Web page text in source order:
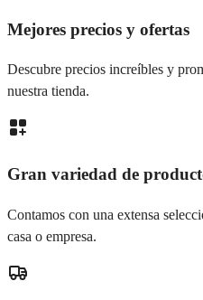
Mejores precios y ofertas
Descubre precios increíbles y
nuestra tienda.
Gran variedad de
Contamos con una extensa
casa o empresa.